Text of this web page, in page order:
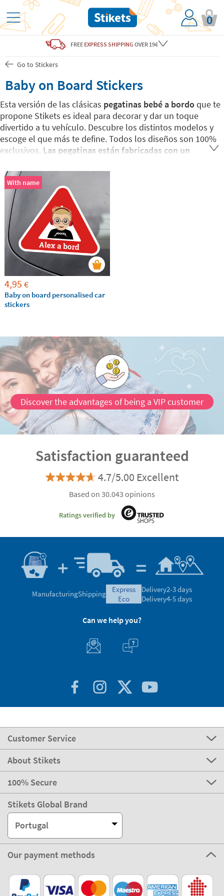
0
FREE EXPRESS SHIPPING OVER 19€
Go to Stickers
Baby on Board Stickers
Esta versión de las clásicas pegatinas bebé a bordoque te
propone Stikets es ideal para decorar y dar un toque
divertido a tu vehículo. Descubre los distintos modelos y
escoge el que más te define. Todos los diseños son 100%
exclusivos. Las pegatinas están fabricadas con un
cualquier superficie limpia y seca de forma fácil y rápida.
With name
4,95 €
Baby on board personalised car
stickers
Discover the advantages of being a VIP customer
Satisfaction guaranteed
4.7/5.00 Excellent
Based on 30.043 opinions
Ratings verified by
ManufacturingShipping
express
eco
Delivery2-3 days
Delivery4-5 days
Can we help you?
Customer Service
About Stikets
100% Secure
Stikets Global Brand
Portugal
Our payment methods